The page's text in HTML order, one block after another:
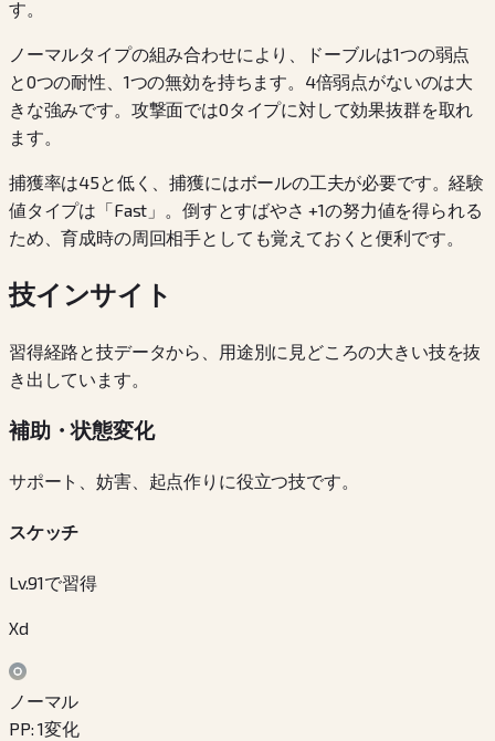
す。
ノーマルタイプの組み合わせにより、ドーブルは1つの弱点
と0つの耐性、1つの無効を持ちます。4倍弱点がないのは大
きな強みです。攻撃面では0タイプに対して効果抜群を取れ
ます。
捕獲率は45と低く、捕獲にはボールの工夫が必要です。経験
値タイプは「Fast」。倒すとすばやさ +1の努力値を得られる
ため、育成時の周回相手としても覚えておくと便利です。
技インサイト
習得経路と技データから、用途別に見どころの大きい技を抜
き出しています。
補助・状態変化
サポート、妨害、起点作りに役立つ技です。
スケッチ
Lv.91で習得
Xd
ノーマル
PP:1変化